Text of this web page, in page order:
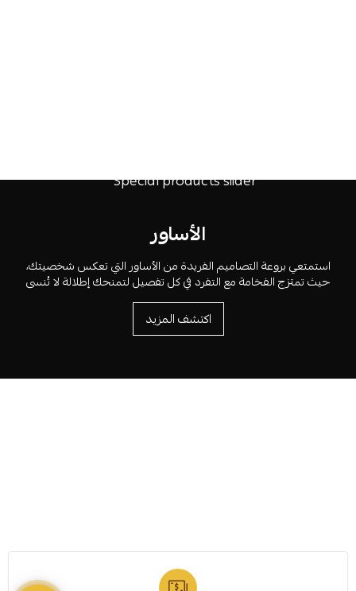
الأساور
استمتعي بروعة التصاميم الفريدة من الأساور التي تعكس شخصيتك،
حيث تمتزج الفخامة مع التفرد في كل تفصيل لتمنحك إطلالة لا تُنسى
اكتشف المزيد